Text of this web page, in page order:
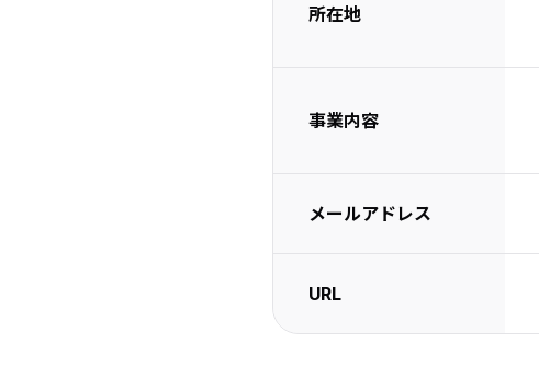
所在地
事業内容
メールアドレス
URL